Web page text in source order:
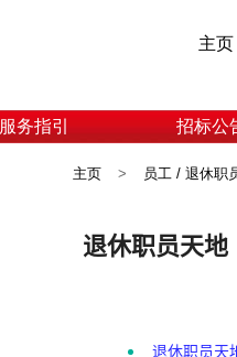
主页
服务指引 招标公
主页 > 员工 / 退休职